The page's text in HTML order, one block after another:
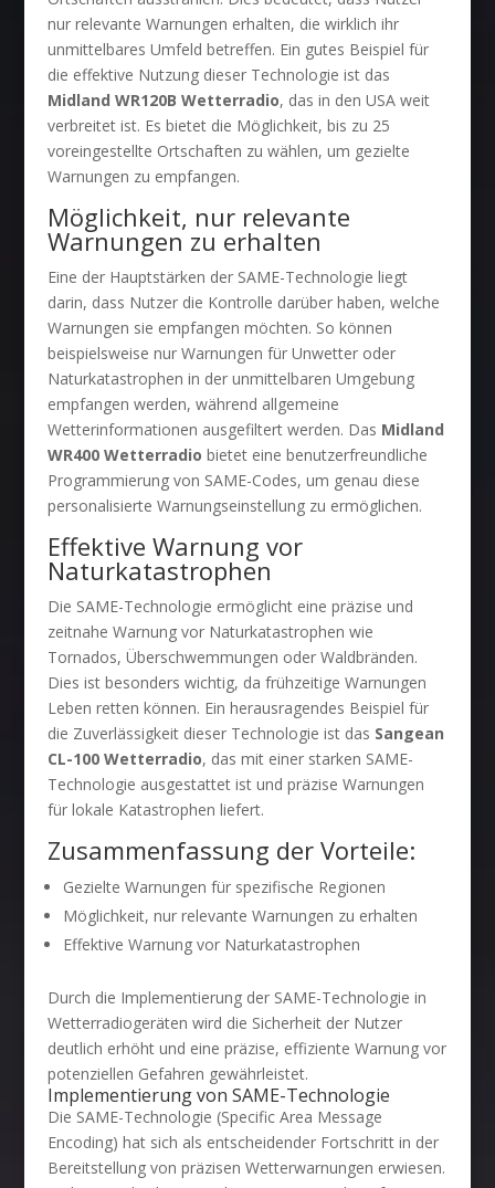
nur relevante Warnungen erhalten, die wirklich ihr
unmittelbares Umfeld betreffen. Ein gutes Beispiel für
die effektive Nutzung dieser Technologie ist das
Midland WR120B Wetterradio, das in den USA weit
verbreitet ist. Es bietet die Möglichkeit, bis zu 25
voreingestellte Ortschaften zu wählen, um gezielte
Warnungen zu empfangen.
Möglichkeit, nur relevante
Warnungen zu erhalten
Eine der Hauptstärken der SAME-Technologie liegt
darin, dass Nutzer die Kontrolle darüber haben, welche
Warnungen sie empfangen möchten. So können
beispielsweise nur Warnungen für Unwetter oder
Naturkatastrophen in der unmittelbaren Umgebung
empfangen werden, während allgemeine
Wetterinformationen ausgefiltert werden. Das Midland
WR400 Wetterradio bietet eine benutzerfreundliche
Programmierung von SAME-Codes, um genau diese
personalisierte Warnungseinstellung zu ermöglichen.
Effektive Warnung vor
Naturkatastrophen
Die SAME-Technologie ermöglicht eine präzise und
zeitnahe Warnung vor Naturkatastrophen wie
Tornados, Überschwemmungen oder Waldbränden.
Dies ist besonders wichtig, da frühzeitige Warnungen
Leben retten können. Ein herausragendes Beispiel für
die Zuverlässigkeit dieser Technologie ist das Sangean
CL-100 Wetterradio, das mit einer starken SAME-
Technologie ausgestattet ist und präzise Warnungen
für lokale Katastrophen liefert.
Zusammenfassung der Vorteile:
Gezielte Warnungen für spezifische Regionen
Möglichkeit, nur relevante Warnungen zu erhalten
Effektive Warnung vor Naturkatastrophen
Durch die Implementierung der SAME-Technologie in
Wetterradiogeräten wird die Sicherheit der Nutzer
deutlich erhöht und eine präzise, effiziente Warnung vor
potenziellen Gefahren gewährleistet.
Implementierung von SAME-Technologie
Die SAME-Technologie (Specific Area Message
Encoding) hat sich als entscheidender Fortschritt in der
Bereitstellung von präzisen Wetterwarnungen erwiesen.